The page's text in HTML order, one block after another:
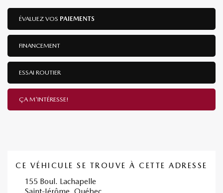
ÉVALUEZ VOS PAIEMENTS
FINANCEMENT
ESSAI ROUTIER
ÇA M'INTÉRESSE!
CE VÉHICULE SE TROUVE À CETTE ADRESSE
155 Boul. Lachapelle
Saint-Jérôme, Québec